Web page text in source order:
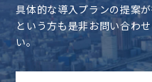
具体的な導入プランの提案
という方も是非お問い合わ
い。